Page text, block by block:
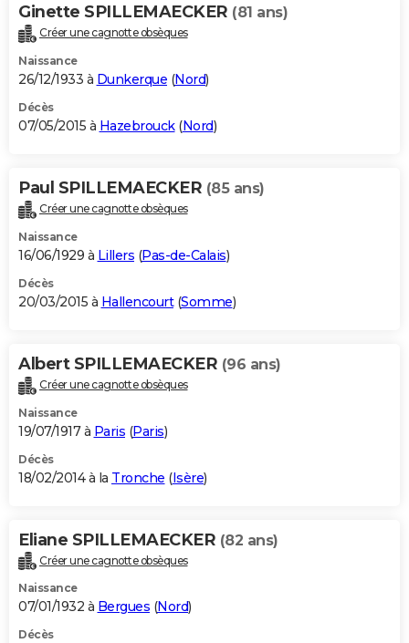
Ginette SPILLEMAECKER (81 ans)
Créer une cagnotte obsèques
Naissance
26/12/1933 à Dunkerque (Nord)
Décès
07/05/2015 à Hazebrouck(Nord)
Paul SPILLEMAECKER (85 ans)
Créer une cagnotte obsèques
Naissance
16/06/1929 à Lillers (Pas-de-Calais)
Décès
20/03/2015 à Hallencourt(Somme)
Albert SPILLEMAECKER (96 ans)
Créer une cagnotte obsèques
Naissance
19/07/1917 à Paris (Paris)
Décès
18/02/2014 à la Tronche (Isère)
Eliane SPILLEMAECKER (82 ans)
Créer une cagnotte obsèques
Naissance
07/01/1932 à Bergues (Nord)
Décès